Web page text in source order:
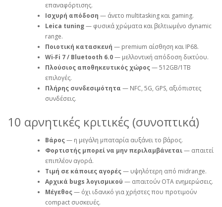
επαναφόρτισης.
Ισχυρή απόδοση — άνετο multitasking και gaming.
Leica tuning— φυσικά χρώματα και βελτιωμένο dynamic
range.
Ποιοτική κατασκευή — premium αίσθηση και IP68.
Wi‑Fi 7 / Bluetooth 6.0— μελλοντική απόδοση δικτύου.
Πλούσιος αποθηκευτικός χώρος— 512GB/1TB
επιλογές.
Πλήρης συνδεσιμότητα — NFC, 5G, GPS, αξιόπιστες
συνδέσεις.
10 αρνητικές κριτικές (συνοπτικά)
Βάρος— η μεγάλη μπαταρία αυξάνει το βάρος.
Φορτιστής μπορεί να μην περιλαμβάνεται— απαιτεί
επιπλέον αγορά.
Τιμή σε κάποιες αγορές— υψηλότερη από midrange.
Αρχικά bugs λογισμικού — απαιτούν OTA ενημερώσεις.
Μέγεθος— όχι ιδανικό για χρήστες που προτιμούν
compact συσκευές.